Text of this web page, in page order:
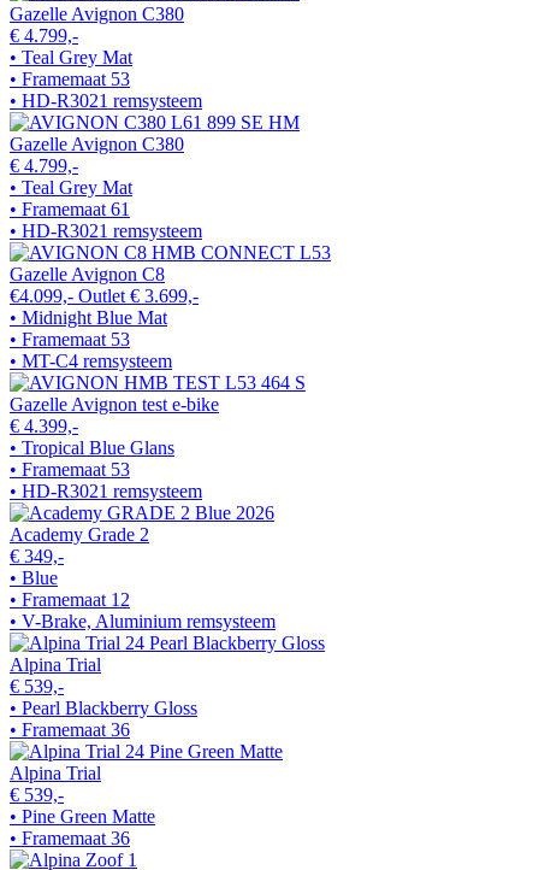
Gazelle Avignon C380
€ 4.799,-
• Teal Grey Mat
• Framemaat 53
• HD-R3021 remsysteem
Gazelle Avignon C380
€ 4.799,-
• Teal Grey Mat
• Framemaat 61
• HD-R3021 remsysteem
Gazelle Avignon C8
€4.099,- Outlet € 3.699,-
• Midnight Blue Mat
• Framemaat 53
• MT-C4 remsysteem
Gazelle Avignon test e-bike
€ 4.399,-
• Tropical Blue Glans
• Framemaat 53
• HD-R3021 remsysteem
Academy Grade 2
€ 349,-
• Blue
• Framemaat 12
• V-Brake, Aluminium remsysteem
Alpina Trial
€ 539,-
• Pearl Blackberry Gloss
• Framemaat 36
Alpina Trial
€ 539,-
• Pine Green Matte
• Framemaat 36